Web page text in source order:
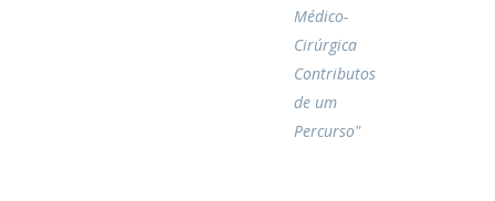
Médico-
Cirúrgica
Contributos
de um
Percurso"